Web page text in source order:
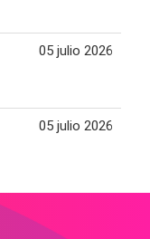
05 julio 2026
05 julio 2026